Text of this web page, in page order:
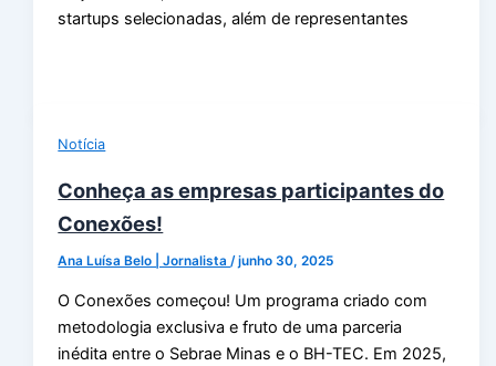
startups selecionadas, além de representantes
Notícia
Conheça as empresas participantes do
Conexões!
Ana Luísa Belo | Jornalista/junho 30, 2025
O Conexões começou! Um programa criado com
metodologia exclusiva e fruto de uma parceria
inédita entre o Sebrae Minas e o BH-TEC. Em 2025,